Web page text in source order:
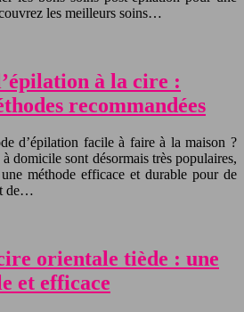
les meilleurs soins…
à la cire :
recommandées
d’épilation facile à faire à la maison ?
domicile sont désormais très populaires,
méthode efficace et durable pour de
de…
orientale tiède : une
et efficace